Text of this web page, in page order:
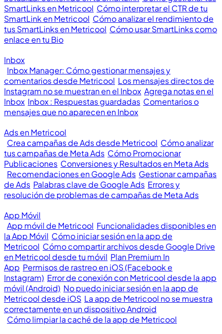
SmartLinks en Metricool Cómo interpretar el CTR de tu
SmartLink en Metricool Cómo analizar el rendimiento de
tus SmartLinks en Metricool Cómo usar SmartLinks como
enlace en tu Bio
Inbox
Inbox Manager: Cómo gestionar mensajes y
comentarios desde Metricool Los mensajes directos de
Instagram no se muestran en el Inbox Agrega notas en el
Inbox Inbox : Respuestas guardadas Comentarios o
mensajes que no aparecen en Inbox
Ads en Metricool
Crea campañas de Ads desde Metricool Cómo analizar
tus campañas de Meta Ads Cómo Promocionar
Publicaciones Conversiones y Resultados en Meta Ads
Recomendaciones en Google Ads Gestionar campañas
de Ads Palabras clave de Google Ads Errores y
resolución de problemas de campañas de Meta Ads
App Móvil
App móvil de Metricool Funcionalidades disponibles en
la App Móvil Cómo iniciar sesión en la app de
Metricool Cómo compartir archivos desde Google Drive
en Metricool desde tu móvil Plan Premium In
App Permisos de rastreo en iOS (Facebook e
Instagram) Error de conexión con Metricool desde la app
móvil (Android) No puedo iniciar sesión en la app de
Metricool desde iOS La app de Metricool no se muestra
correctamente en un dispositivo Android
Cómo limpiar la caché de la app de Metricool